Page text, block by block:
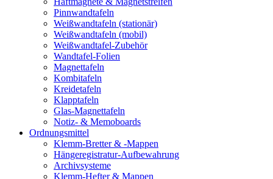
Pinnwandtafeln
Weißwandtafeln (stationär)
Weißwandtafeln (mobil)
Weißwandtafel-Zubehör
Wandtafel-Folien
Magnettafeln
Kombitafeln
Kreidetafeln
Klapptafeln
Glas-Magnettafeln
Notiz- & Memoboards
Ordnungsmittel
Klemm-Bretter & -Mappen
Hängeregistratur-Aufbewahrung
Archivsysteme
Klemm-Hefter & Mappen